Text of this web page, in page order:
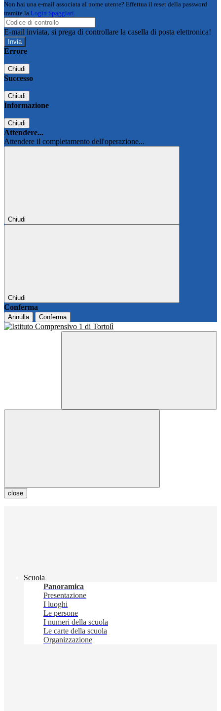
Non hai una e-mail associata al nome utente? Effettua il reset della password
tramite la Login Spaggiari
E-mail inviata, si prega di controllare la casella di posta elettronica!
Errore
Chiudi
Successo
Chiudi
Informazione
Chiudi
Attendere...
Attendere il completamento dell'operazione...
Chiudi
Chiudi
Conferma
Annulla Conferma
close
Scuola
Panoramica
Presentazione
I luoghi
Le persone
I numeri della scuola
Le carte della scuola
Organizzazione